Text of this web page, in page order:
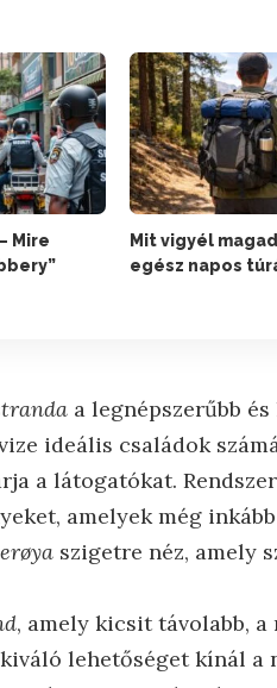
Mire
Mit vigyél
egész napos
a legnépszerűbb
ideális családok
a látogatókat.
amelyek még
szigetre néz, amely
, amely kicsit távolabb,
lehetőséget kínál a